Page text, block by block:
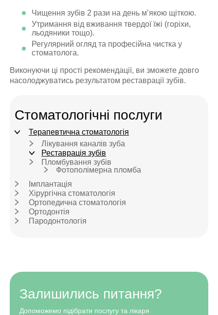
Чищення зубів 2 рази на день мʼякою щіткою.
Утримання від вживання твердої їжі (горіхи,
льодяники тощо).
Регулярний огляд та професійна чистка у
стоматолога.
Виконуючи ці прості рекомендації, ви зможете довго
насолоджуватись результатом реставрації зубів.
Стоматологічні послуги
Терапевтична стоматологія
Лікування каналів зуба
Реставрація зубів
Пломбування зубів
Фотополімерна пломба
Імплантація
Хірургічна стоматологія
Ортопедична стоматологія
Ортодонтія
Пародонтологія
Залишились питання?
Допоможемо підібрати послугу та лікаря